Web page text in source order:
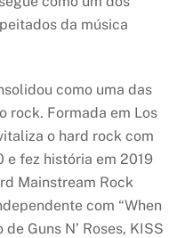
da música
como uma das
rock. Formada em Los
o hard rock com
e fez história em 2019
Mainstream Rock
com “When
de Guns N’ Roses, KISS